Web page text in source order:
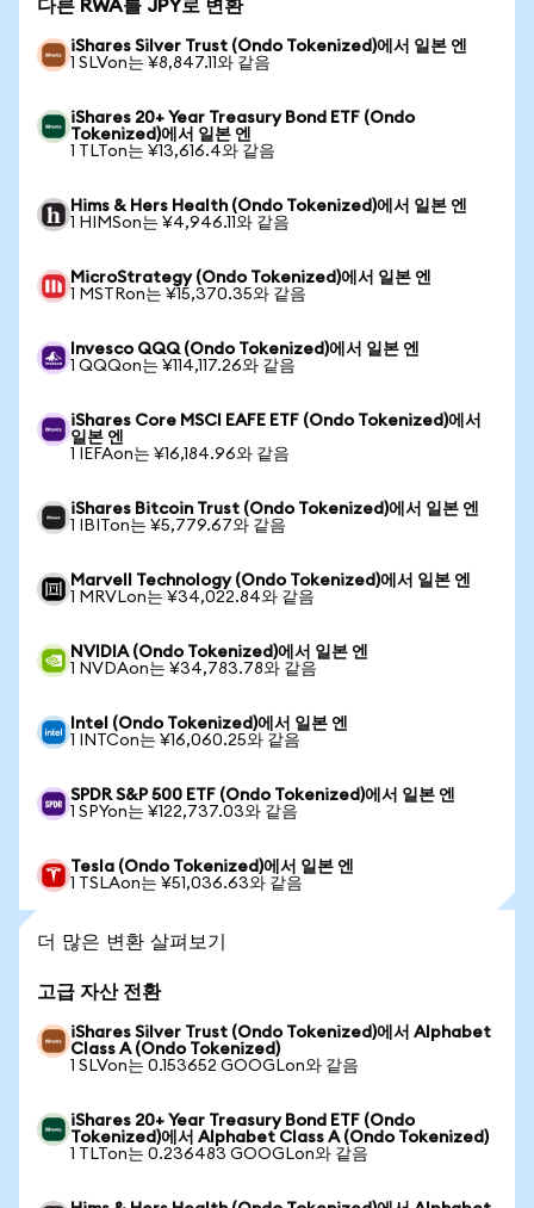
다른 RWA를 JPY로 변환
iShares Silver Trust (Ondo Tokenized)에서 일본 엔
1 SLVon는 ¥8,847.11와 같음
iShares 20+ Year Treasury Bond ETF (Ondo
Tokenized)에서 일본 엔
1 TLTon는 ¥13,616.4와 같음
Hims & Hers Health (Ondo Tokenized)에서 일본 엔
1 HIMSon는 ¥4,946.11와 같음
MicroStrategy (Ondo Tokenized)에서 일본 엔
1 MSTRon는 ¥15,370.35와 같음
Invesco QQQ (Ondo Tokenized)에서 일본 엔
1 QQQon는 ¥114,117.26와 같음
iShares Core MSCI EAFE ETF (Ondo Tokenized)에서
일본 엔
1 IEFAon는 ¥16,184.96와 같음
iShares Bitcoin Trust (Ondo Tokenized)에서 일본 엔
1 IBITon는 ¥5,779.67와 같음
Marvell Technology (Ondo Tokenized)에서 일본 엔
1 MRVLon는 ¥34,022.84와 같음
NVIDIA (Ondo Tokenized)에서 일본 엔
1 NVDAon는 ¥34,783.78와 같음
Intel (Ondo Tokenized)에서 일본 엔
1 INTCon는 ¥16,060.25와 같음
SPDR S&P 500 ETF (Ondo Tokenized)에서 일본 엔
1 SPYon는 ¥122,737.03와 같음
Tesla (Ondo Tokenized)에서 일본 엔
1 TSLAon는 ¥51,036.63와 같음
더 많은 변환 살펴보기
고급 자산 전환
iShares Silver Trust (Ondo Tokenized)에서 Alphabet
Class A (Ondo Tokenized)
1 SLVon는 0.153652 GOOGLon와 같음
iShares 20+ Year Treasury Bond ETF (Ondo
Tokenized)에서 Alphabet Class A (Ondo Tokenized)
1 TLTon는 0.236483 GOOGLon와 같음